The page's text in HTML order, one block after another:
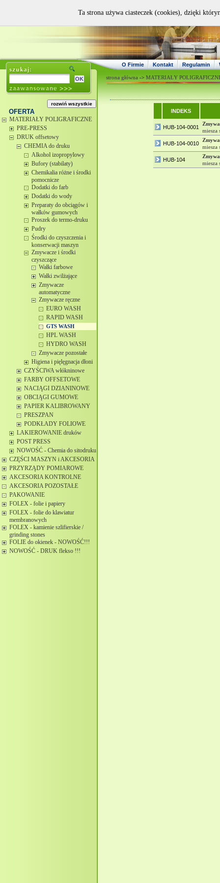
O Firmie Kontakt Regulamin
OFERTA
MATERIAŁY POLIGRAFICZNE
PRE-PRESS
DRUK offsetowy
CHEMIA do druku
Alkohol izopropylowy
Bufory (stabilaty)
Chemikalia różne i środki
pomocnicze
Dodatki do farb
Dodatki do wody
Preparaty do obciągów i
wałków gumowych
Proszek do termo-druku
Pudry
Środki do czyszczenia i
konserwacji maszyn
Zmywacze i środki
czyszczące
Wałki farbowe
Wałki zwilżające
Zmywacze
automatyczne
Zmywacze ręczne
EURO WASH
RAPID WASH
GTS WASH
HPL WASH
HYDRO WASH
Zmywacze pozostałe
Higiena i pięlęgnacja dłoni
CZYŚCIWA włókninowe
FARBY OFFSETOWE
NACIĄGI DZIANINOWE
OBCIĄGI GUMOWE
PAPIER KALIBROWANY
PRESZPAN
PODKŁADY FOLIOWE
LAKIEROWANIE druków
POST PRESS
NOWOŚĆ - Chemia do sitodruku
CZĘŚCI MASZYN i AKCESORIA
PRZYRZĄDY POMIAROWE
AKCESORIA KONTROLNE
AKCESORIA POZOSTAŁE
PAKOWANIE
FOLEX - folie i papiery
FOLEX - folie do klawiatur
membranowych
FOLEX - kamienie szlifierskie /
grinding stones
FOLIE do okienek - NOWOŚĆ!!!
NOWOŚĆ - DRUK flekso !!!
strona główna -> MATERIAŁY
INDEKS
HUB-104-0001
HUB-104-0010
HUB-104
Ta strona używa ciasteczek (cookies), dzięki